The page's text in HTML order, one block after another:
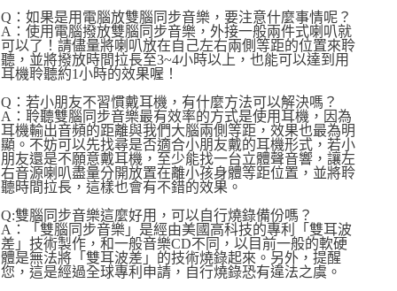
Q：如果是用電腦放雙腦同步音樂，要注意什麼事情呢？
A：使用電腦撥放雙腦同步音樂，外接一般兩件式喇叭就
可以了！請儘量將喇叭放在自己左右兩側等距的位置來聆
聽，並將撥放時間拉長至3~4小時以上，也能可以達到用
耳機聆聽約1小時的效果喔！
Q：若小朋友不習慣戴耳機，有什麼方法可以解決嗎？
A：聆聽雙腦同步音樂最有效率的方式是使用耳機，因為
耳機輸出音頻的距離與我們大腦兩側等距，效果也最為明
顯。不妨可以先找尋是否適合小朋友戴的耳機形式，若小
朋友還是不願意戴耳機，至少能找一台立體聲音響，讓左
右音源喇叭盡量分開放置在離小孩身體等距位置，並將聆
聽時間拉長，這樣也會有不錯的效果。
Q:雙腦同步音樂這麼好用，可以自行燒錄備份嗎？
A：「雙腦同步音樂」是經由美國高科技的專利「雙耳波
差」技術製作，和一般音樂CD不同，以目前一般的軟硬
體是無法將「雙耳波差」的技術燒錄起來。另外，提醒
您，這是經過全球專利申請，自行燒錄恐有違法之虞。